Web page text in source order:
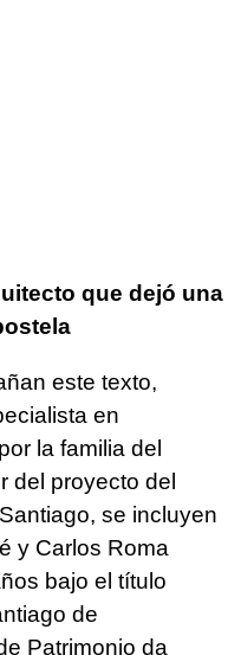
que dejó una
este texto,
en
la familia del
del proyecto del
se incluyen
y Carlos Roma
bajo el título
de
Patrimonio da